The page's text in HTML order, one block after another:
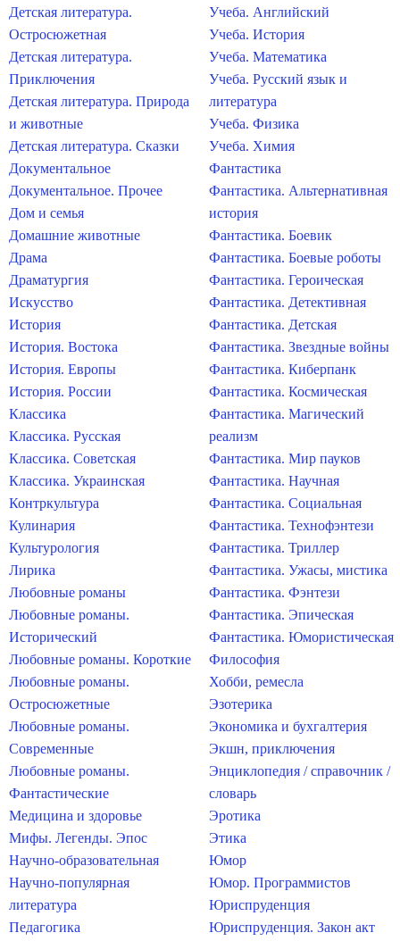
Детская литература.
Остросюжетная
Детская литература.
Приключения
Детская литература. Природа
и животные
Детская литература. Сказки
Документальное
Документальное. Прочее
Дом и семья
Домашние животные
Драма
Драматургия
Искусство
История
История. Востока
История. Европы
История. России
Классика
Классика. Русская
Классика. Советская
Классика. Украинская
Контркультура
Кулинария
Культурология
Лирика
Любовные романы
Любовные романы.
Исторический
Любовные романы. Короткие
Любовные романы.
Остросюжетные
Любовные романы.
Современные
Любовные романы.
Фантастические
Медицина и здоровье
Мифы. Легенды. Эпос
Научно-образовательная
Научно-популярная
литература
Педагогика
Учеба. Английский
Учеба. История
Учеба. Математика
Учеба. Русский язык и
литература
Учеба. Физика
Учеба. Химия
Фантастика
Фантастика. Альтернативная
история
Фантастика. Боевик
Фантастика. Боевые роботы
Фантастика. Героическая
Фантастика. Детективная
Фантастика. Детская
Фантастика. Звездные войны
Фантастика. Киберпанк
Фантастика. Космическая
Фантастика. Магический
реализм
Фантастика. Мир пауков
Фантастика. Научная
Фантастика. Социальная
Фантастика. Технофэнтези
Фантастика. Триллер
Фантастика. Ужасы, мистика
Фантастика. Фэнтези
Фантастика. Эпическая
Фантастика. Юмористическая
Философия
Хобби, ремесла
Эзотерика
Экономика и бухгалтерия
Экшн, приключения
Энциклопедия / справочник /
словарь
Эротика
Этика
Юмор
Юмор. Программистов
Юриспруденция
Юриспруденция. Закон акт